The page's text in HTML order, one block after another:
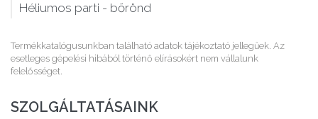
Héliumos parti - bőrönd
Termékkatalógusunkban található adatok tájékoztató jellegűek. Az
esetleges gépelési hibából történő elírásokért nem vállalunk
felelősséget.
SZOLGÁLTATÁSAINK